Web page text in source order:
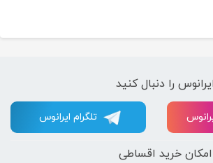
ایرانوس را دنبال کنید
تلگرام ایرانوس
امکان خرید اقساطی